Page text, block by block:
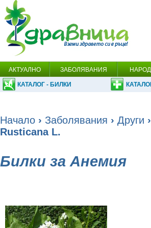
АКТУАЛНО ЗАБОЛЯВАНИЯ
КАТАЛОГ - БИЛКИ
Начало › Заболявания › Други ›
Rusticana L.
Билки за Анемия